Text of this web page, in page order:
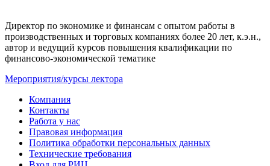
Директор по экономике и финансам с опытом работы в
производственных и торговых компаниях более 20 лет, к.э.н.,
автор и ведущий курсов повышения квалификации по
финансово-экономической тематике
Мероприятия/курсы лектора
Компания
Контакты
Работа у нас
Правовая информация
Политика обработки персональных данных
Технические требования